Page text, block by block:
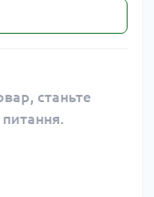
станьте